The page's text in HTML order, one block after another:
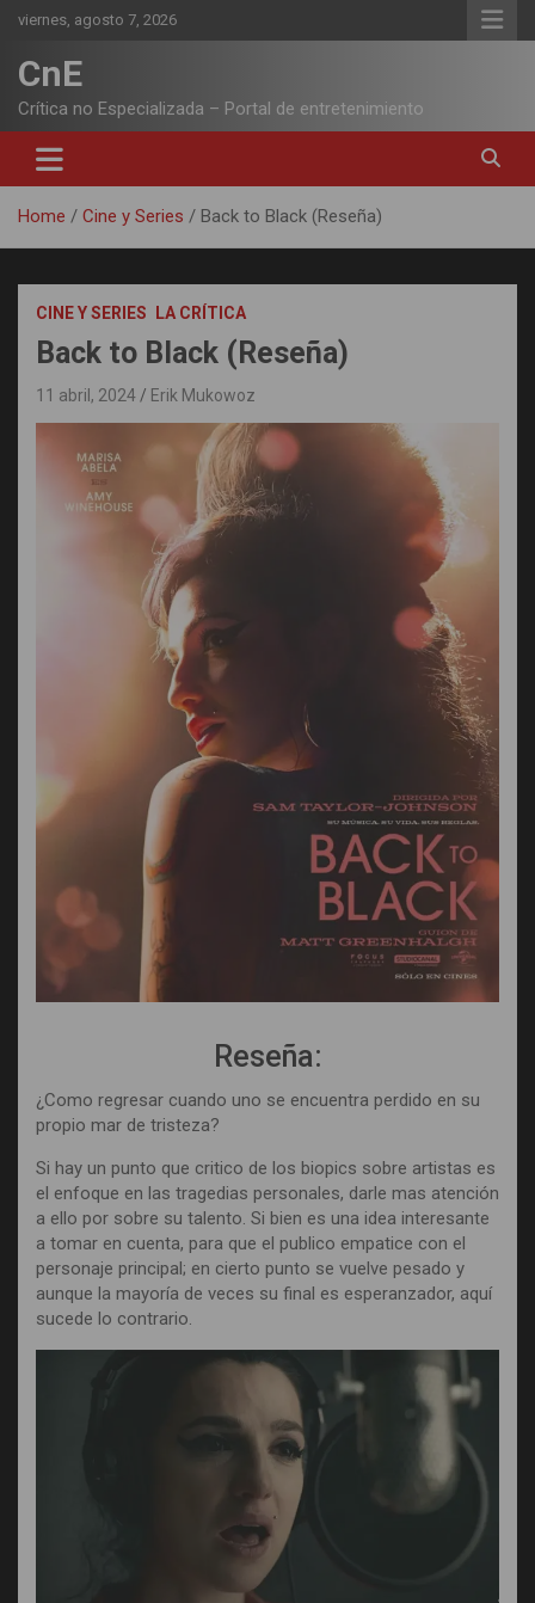
Skip
content
viernes, agosto 7, 2026
CnE
Crítica no Especializada – Portal de entretenimiento
Home Cine y Series Back to Black (Reseña)
CINE Y SERIES LA CRÍTICA
Back to Black (Reseña)
11 abril, 2024 Erik Mukowoz
Reseña:
¿Como regresar cuando uno se encuentra perdido en su
propio mar de tristeza?
Si hay un punto que critico de los biopics sobre artistas es
el enfoque en las tragedias personales, darle mas atención
a ello por sobre su talento. Si bien es una idea interesante
a tomar en cuenta, para que el publico empatice con el
personaje principal; en cierto punto se vuelve pesado y
aunque la mayoría de veces su final es esperanzador, aquí
sucede lo contrario.